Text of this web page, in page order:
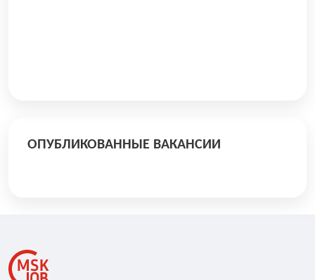
ОПУБЛИКОВАННЫЕ ВАКАНСИИ